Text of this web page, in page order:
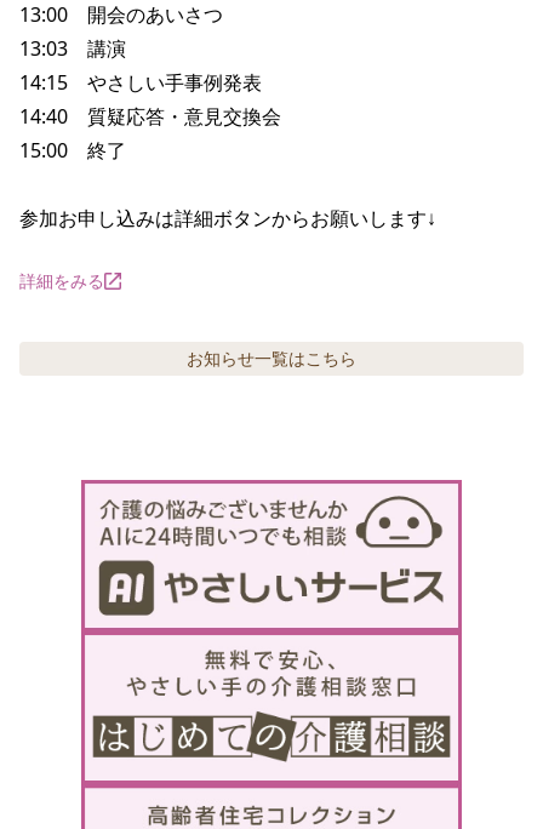
13:00　開会のあいさつ
13:03　講演
14:15　やさしい手事例発表
14:40　質疑応答・意見交換会
15:00　終了
参加お申し込みは詳細ボタンからお願いします↓
詳細をみる
お知らせ一覧はこちら